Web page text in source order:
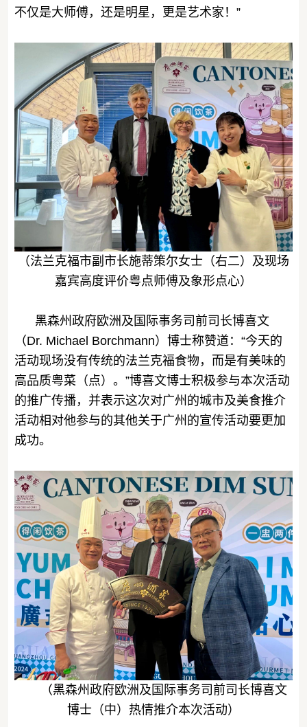
不仅是大师傅，还是明星，更是艺术家！”
（法兰克福市副市长施蒂策尔女士（右二）及现场
嘉宾高度评价粤点师傅及象形点心）
黑森州政府欧洲及国际事务司前司长博喜文
（Dr. Michael Borchmann）博士称赞道：“今天的
活动现场没有传统的法兰克福食物，而是有美味的
高品质粤菜（点）。”博喜文博士积极参与本次活动
的推广传播，并表示这次对广州的城市及美食推介
活动相对他参与的其他关于广州的宣传活动要更加
成功。
（黑森州政府欧洲及国际事务司前司长博喜文
博士（中）热情推介本次活动）